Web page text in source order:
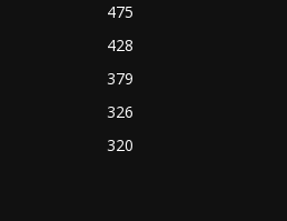
475
428
379
326
320